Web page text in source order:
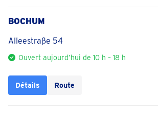
BOCHUM
Alleestraße 54
Ouvert aujourd’hui de 10 h – 18 h
Détails Route